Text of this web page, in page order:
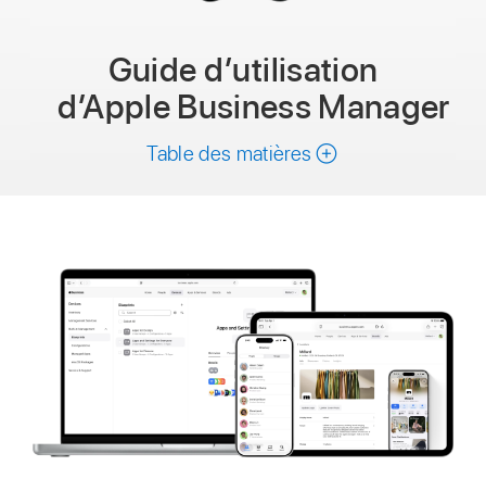
Guide d’utilisation
d’Apple Business Manager
Table des matières